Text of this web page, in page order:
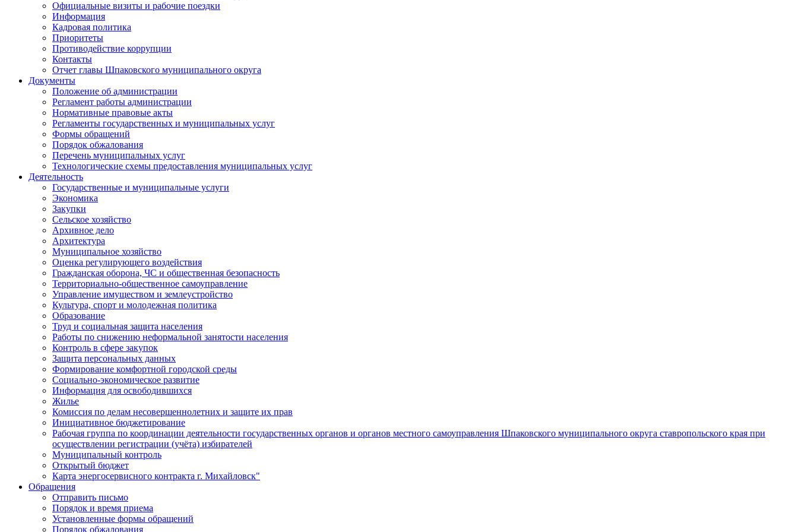
Официальные визиты и рабочие поездки
Информация
Кадровая политика
Приоритеты
Противодействие коррупции
Контакты
Отчет главы Шпаковского муниципального округа
Документы
Положение об администрации
Регламент работы администрации
Нормативные правовые акты
Регламенты государственных и муниципальных услуг
Формы обращений
Порядок обжалования
Перечень муниципальных услуг
Технологические схемы предоставления муниципальных услуг
Деятельность
Государственные и муниципальные услуги
Экономика
Закупки
Сельское хозяйство
Архивное дело
Архитектура
Муниципальное хозяйство
Оценка регулирующего воздействия
Гражданская оборона, ЧС и общественная безопасность
Территориально-общественное самоуправление
Управление имуществом и землеустройство
Культура, спорт и молодежная политика
Образование
Труд и социальная защита населения
Работы по снижению неформальной занятости населения
Контроль в сфере закупок
Защита персональных данных
Формирование комфортной городской среды
Социально-экономическое развитие
Информация для освободившихся
Жилье
Комиссия по делам несовершеннолетних и защите их прав
Инициативное бюджетирование
Рабочая группа по координации деятельности государственных органов и органов местного самоуправления Шпаковского муниципального округа ставропольского края при
осуществлении регистрации (учёта) избирателей
Муниципальный контроль
Открытый бюджет
Карта энергосервисного контракта г. Михайловск"
Обращения
Отправить письмо
Порядок и время приема
Установленные формы обращений
Порядок обжалования